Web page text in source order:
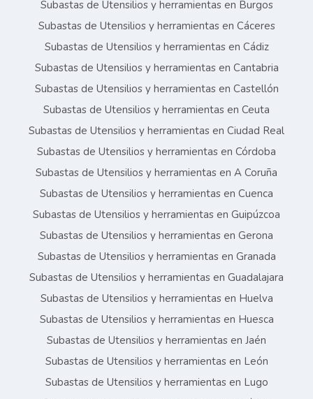
Subastas de Utensilios y herramientas en Burgos
Subastas de Utensilios y herramientas en Cáceres
Subastas de Utensilios y herramientas en Cádiz
Subastas de Utensilios y herramientas en Cantabria
Subastas de Utensilios y herramientas en Castellón
Subastas de Utensilios y herramientas en Ceuta
Subastas de Utensilios y herramientas en Ciudad Real
Subastas de Utensilios y herramientas en Córdoba
Subastas de Utensilios y herramientas en A Coruña
Subastas de Utensilios y herramientas en Cuenca
Subastas de Utensilios y herramientas en Guipúzcoa
Subastas de Utensilios y herramientas en Gerona
Subastas de Utensilios y herramientas en Granada
Subastas de Utensilios y herramientas en Guadalajara
Subastas de Utensilios y herramientas en Huelva
Subastas de Utensilios y herramientas en Huesca
Subastas de Utensilios y herramientas en Jaén
Subastas de Utensilios y herramientas en León
Subastas de Utensilios y herramientas en Lugo